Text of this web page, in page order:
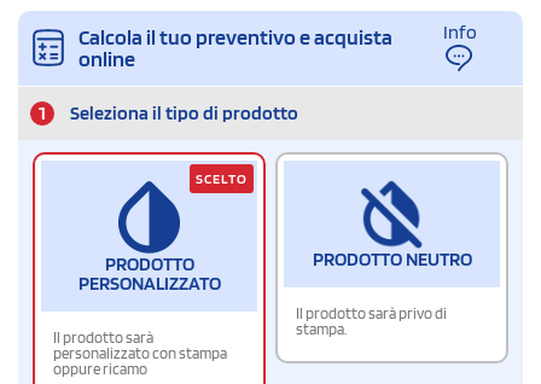
Calcola il tuo preventivo e acquista
online
Info
1 Seleziona il tipo di prodotto
PRODOTTO
PERSONALIZZATO
Il prodotto sarà
personalizzato con stampa
oppure ricamo
SCELTO
PRODOTTO NEUTRO
Il prodotto sarà privo di
stampa.